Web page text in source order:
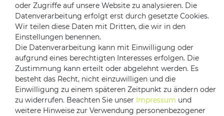
Versandpartner
Impressum Daten­schutz­erklärung
AGB
oder Zugriffe auf unsere Website zu analysieren. Die
Datenverarbeitung erfolgt erst durch gesetzte Cookies.
Wir teilen diese Daten mit Dritten, die wir in den
Einstellungen benennen.
Die Datenverarbeitung kann mit Einwilligung oder
aufgrund eines berechtigten Interesses erfolgen. Die
Zustimmung kann erteilt oder abgelehnt werden. Es
besteht das Recht, nicht einzuwilligen und die
Einwilligung zu einem späteren Zeitpunkt zu ändern oder
zu widerrufen. Beachten Sie unser Impressum und
weitere Hinweise zur Verwendung personenbezogener